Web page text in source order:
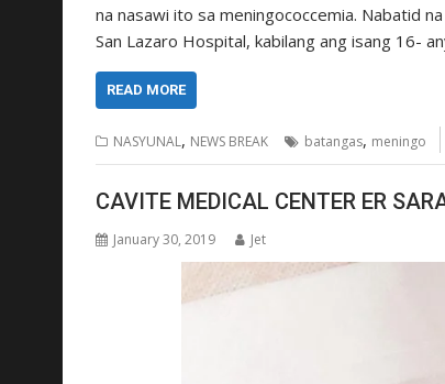
na nasawi ito sa meningococcemia. Nabatid
San Lazaro Hospital, kabilang ang isang 16-
READ MORE
NASYUNAL, NEWS BREAK batangas, meningo
CAVITE MEDICAL CENTER ER
January 30, 2019 Jet